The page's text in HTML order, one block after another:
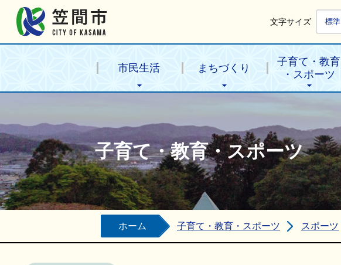
文字サイズ 標準
市民生活 まちづくり
子育て・教育
・スポーツ
子育て・教育・スポーツ
ホーム 子育て・教育・スポーツ スポーツ